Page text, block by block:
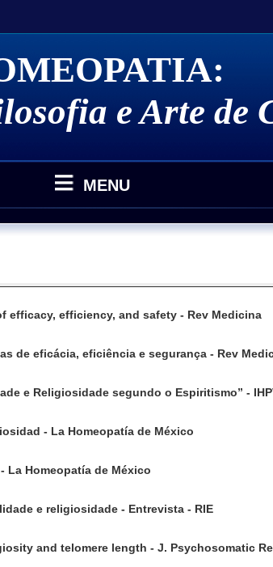
e Arte de
MENU
- Pesquisa Patogenética Saúde
- Pesquisa Social Tese
efficacy, efficiency, and safety - Rev Medicina
de eficácia, eficiência e segurança - Rev
e Religiosidade segundo o Espiritismo” -
- La Homeopatía de México
La Homeopatía de México
e religiosidade - Entrevista - RIE
and telomere length - J. Psychosomatic